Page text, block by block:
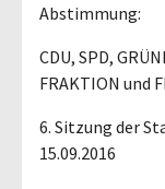
Abstimmung:
CDU, SPD,
FRAKTION und
6. Sitzung der
15.09.2016